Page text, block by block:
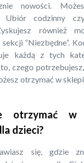
nowości.
Ubiór codzinny
również
“Niezbędne”.
każdą z tych
czego
otrzymać w
otrzymać w
dzieci?
się, gdzie